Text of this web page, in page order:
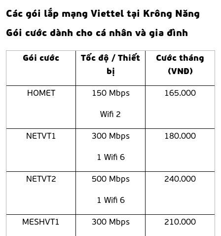
Các gói lắp mạng Viettel tại Krông Năng
Gói cước dành cho cá nhân và gia đình
Gói cước
Tốc độ / Thiết
bị
Cước tháng
(VNĐ)
HOMET
150 Mbps
Wifi 2
165.000
NETVT1
300 Mbps
1 Wifi 6
180.000
NETVT2
500 Mbps
1 Wifi 6
240.000
MESHVT1
300 Mbps
210.000